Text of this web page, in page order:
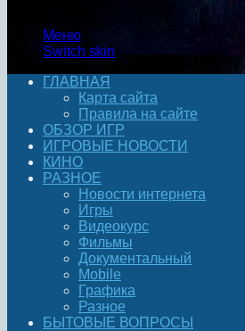
Меню
Switch skin
ГЛАВНАЯ
Карта сайта
Правила на сайте
ОБЗОР ИГР
ИГРОВЫЕ НОВОСТИ
КИНО
РАЗНОЕ
Новости интернета
Игры
Видеокурс
Фильмы
Документальный
Mobile
Графика
Разное
БЫТОВЫЕ ВОПРОСЫ